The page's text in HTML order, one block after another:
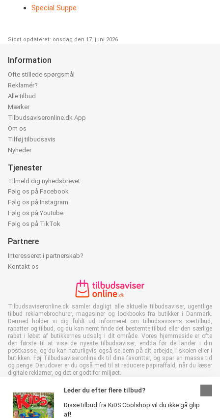
Special Suppe
Sidst opdateret: onsdag den 17. juni 2026
Leder du efter flere tilbud?
Disse tilbud fra KiDS Coolshop vil du ikke gå glip
af!
Information
Ofte stillede spørgsmål
Reklamér?
Alle tilbud
Mærker
Tilbudsaviseronline.dk App
Om os
Tilføj tilbudsavis
Nyheder
Tjenester
Tilmeld dig nyhedsbrevet
Følg os på Facebook
Følg os på Instagram
Følg os på Youtube
Følg os på TikTok
Partnere
Interesseret i partnerskab?
Kontakt os
Tilbudsaviseronline.dk samler dagligt alle aktuelle tilbudsaviser, ugentlige
tilbud reklamebrochurer, magasiner og lookbooks fra butikker i Danmark.
Dermed holder vi dig fuldt ud informeret om tilbudsavisens særtilbud,
rabatter og tilbud, og du kan nemt finde det bestemte tilbud eller den særlige
rabat i løbet af butikkernes udsalg i dit område. Vores hjemmeside er ofte
den første til at vise de nyeste tilbudsaviser, endda før de lander i din
postkasse, og du kan naturligvis også se dem på dit arbejde, i skolen eller i
butikken. Føj Tilbudsaviseronline.dk til dine favoritter, og spar en masse tid
og penge. Derudover er du også med til at reducere papiraffald, når du læser
digitale reklamer, og det er godt for miljøet.